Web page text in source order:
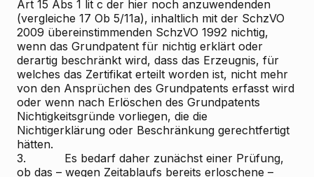
Art 15 Abs 1 lit c der hier noch anzuwendenden
(vergleiche 17 Ob 5/11a), inhaltlich mit der SchzVO
2009 übereinstimmenden SchzVO 1992 nichtig,
wenn das Grundpatent für nichtig erklärt oder
derartig beschränkt wird, dass das Erzeugnis, für
welches das Zertifikat erteilt worden ist, nicht mehr
von den Ansprüchen des Grundpatents erfasst wird
oder wenn nach Erlöschen des Grundpatents
Nichtigkeitsgründe vorliegen, die die
Nichtigerklärung oder Beschränkung gerechtfertigt
hätten.
3. Es bedarf daher zunächst einer Prüfung,
ob das – wegen Zeitablaufs bereits erloschene –